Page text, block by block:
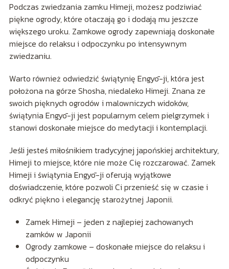
Podczas zwiedzania zamku Himeji, możesz podziwiać
piękne ogrody, które otaczają go i dodają mu jeszcze
większego uroku. Zamkowe ogrody zapewniają doskonałe
miejsce do relaksu i odpoczynku po intensywnym
zwiedzaniu.
Warto również odwiedzić świątynię Engyō-ji, która jest
położona na górze Shosha, niedaleko Himeji. Znana ze
swoich pięknych ogrodów i malowniczych widoków,
świątynia Engyō-ji jest popularnym celem pielgrzymek i
stanowi doskonałe miejsce do medytacji i kontemplacji.
Jeśli jesteś miłośnikiem tradycyjnej japońskiej architektury,
Himeji to miejsce, które nie może Cię rozczarować. Zamek
Himeji i świątynia Engyō-ji oferują wyjątkowe
doświadczenie, które pozwoli Ci przenieść się w czasie i
odkryć piękno i elegancję starożytnej Japonii.
Zamek Himeji – jeden z najlepiej zachowanych
zamków w Japonii
Ogrody zamkowe – doskonałe miejsce do relaksu i
odpoczynku